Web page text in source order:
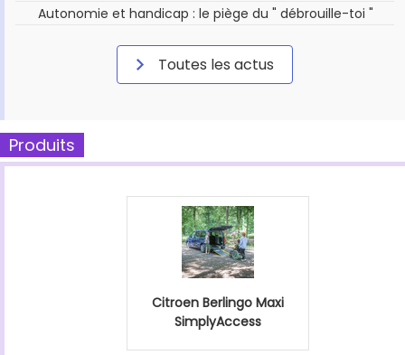
Autonomie et handicap : le piège du " débrouille-toi "
Toutes les actus
Produits
Citroen Berlingo Maxi
SimplyAccess